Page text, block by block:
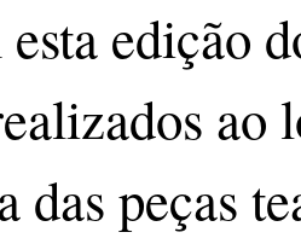
edição
ao
das peças